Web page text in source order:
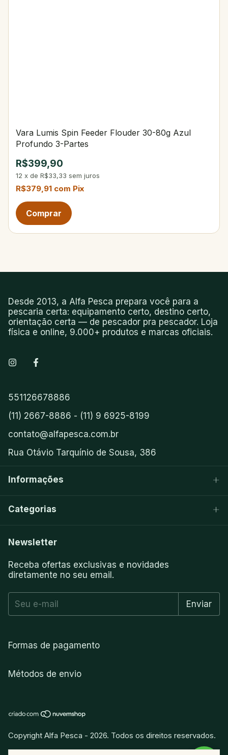
Vara Lumis Spin Feeder Flouder 30-80g Azul
Profundo 3-Partes
R$399,90
12 x de R$33,33 sem juros
R$379,91 com Pix
Desde 2013, a Alfa Pesca prepara você para a
pescaria certa: equipamento certo, destino certo,
orientação certa — de pescador pra pescador. Loja
física e online, 9.000+ produtos e marcas oficiais.
551126678886
(11) 2667-8886 - (11) 9 6925-8199
contato@alfapesca.com.br
Rua Otávio Tarquínio de Sousa, 386
Informações
Categorias
Newsletter
Receba ofertas exclusivas e novidades
diretamente no seu email.
Formas de pagamento
Métodos de envio
Copyright Alfa Pesca - 2026. Todos os direitos reservados.